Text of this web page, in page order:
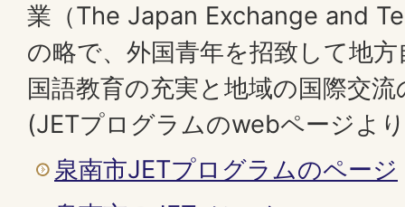
業（The Japan Exchange and
の略で、外国青年を招致して地
国語教育の充実と地域の国際交
(JETプログラムのwebページよ
泉南市JETプログラムのページ